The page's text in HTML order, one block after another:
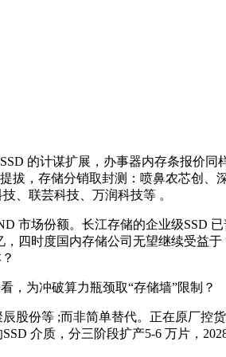
的计谋扩展，办事器内存条报价同
，存储分销取封测：喷鼻农芯创、
、联芸科技、万润科技等 。
场份额。长江存储的企业级SSD
四时度国内存储公司无望继续受益
为冲破算力瓶颈取“存储墙”限制？
份等 ;而非简单替代。正在原厂控
介质，分三阶段扩产5-6 万片，